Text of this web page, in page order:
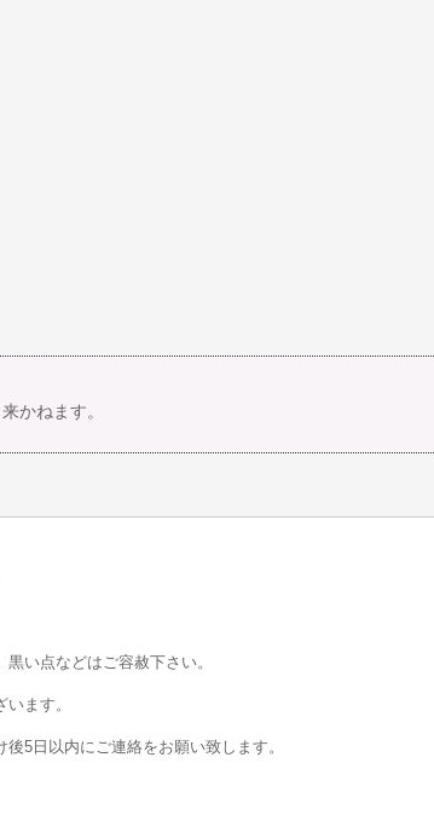
かねます。
い点などはご容赦下さい。
ます。
5日以内にご連絡をお願い致します。